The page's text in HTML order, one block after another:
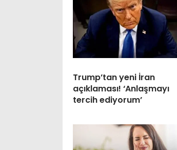
Trump’tan yeni İran
açıklaması! ‘Anlaşmayı
tercih ediyorum’